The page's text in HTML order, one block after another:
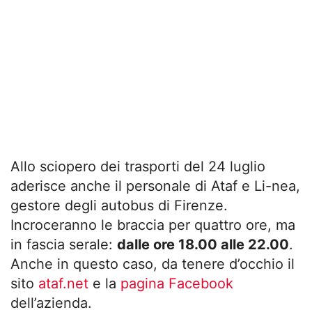
Allo sciopero dei trasporti del 24 luglio
aderisce anche il personale di Ataf e Li-nea,
gestore degli autobus di Firenze.
Incroceranno le braccia per quattro ore, ma
in fascia serale: dalle ore 18.00 alle 22.00.
Anche in questo caso, da tenere d’occhio il
sito ataf.net e la pagina Facebook
dell’azienda.